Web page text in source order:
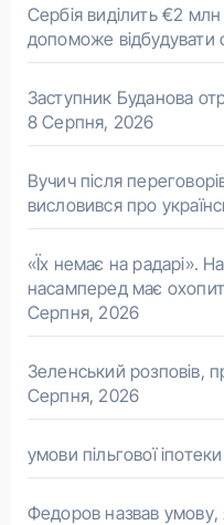
Сербія виділить €2
допоможе відбудувати
Заступник Буданова
8 Серпня, 2026
Вучич після
висловився про
«Їх немає на радарі».
насамперед має
Серпня, 2026
Зеленський розповів,
Серпня, 2026
умови пільгової
Федоров назвав умову,